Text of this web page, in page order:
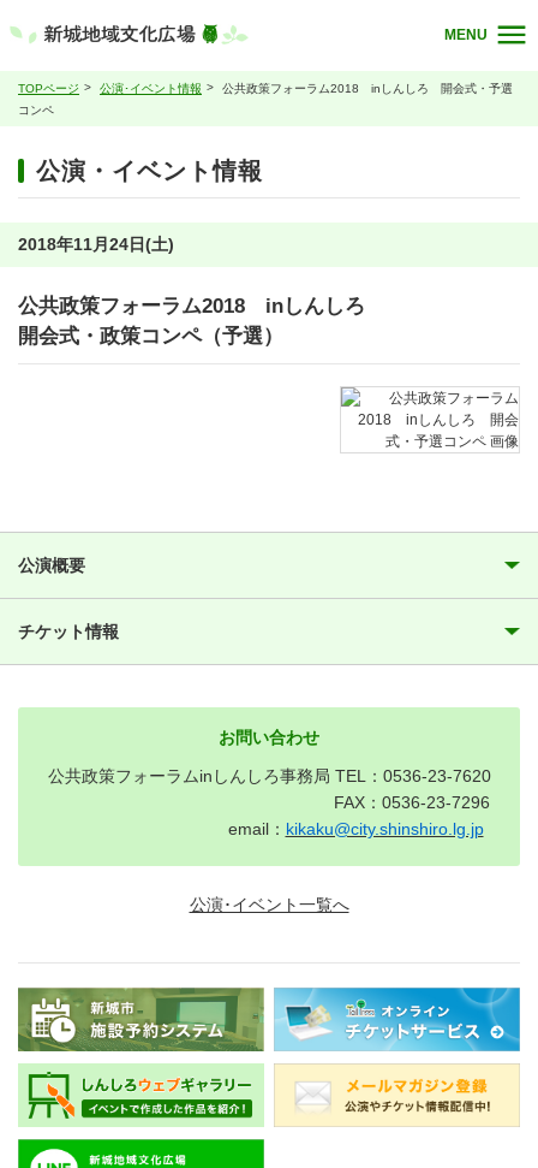
MENU
TOPページ 公演･イベント情報
公共政策フォーラム2018 inしんしろ 開会式・予選
コンペ
公演・イベント情報
2018年11月24日(土)
公共政策フォーラム2018 inしんしろ
開会式・政策コンペ（予選）
公演概要
チケット情報
お問い合わせ
公共政策フォーラムinしんしろ事務局 TEL：0536-23-7620
FAX：0536-23-7296
email： kikaku@city.shinshiro.lg.jp
公演･イベント一覧へ